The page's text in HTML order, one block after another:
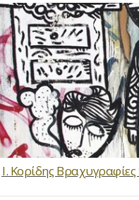
Κορίδης Βραχυγραφίες